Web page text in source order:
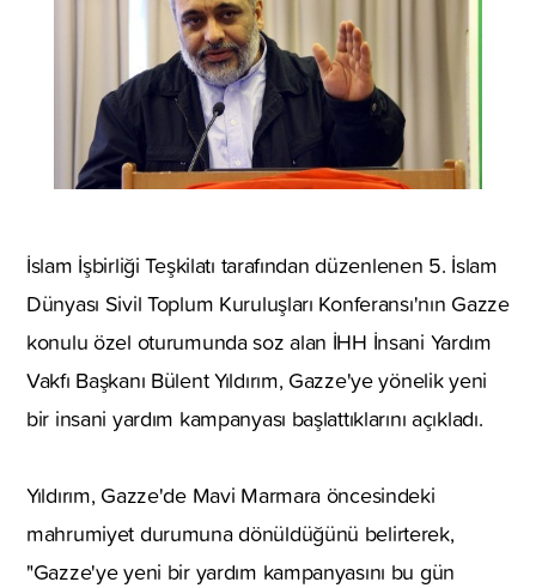
İslam İşbirliği Teşkilatı tarafından düzenlenen 5. İslam
Dünyası Sivil Toplum Kuruluşları Konferansı'nın Gazze
konulu özel oturumunda soz alan İHH İnsani Yardım
Vakfı Başkanı Bülent Yıldırım, Gazze'ye yönelik yeni
bir insani yardım kampanyası başlattıklarını açıkladı.
Yıldırım, Gazze'de Mavi Marmara öncesindeki
mahrumiyet durumuna dönüldüğünü belirterek,
"Gazze'ye yeni bir yardım kampanyasını bu gün